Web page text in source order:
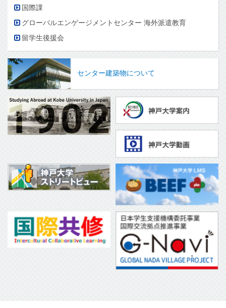
国際課
グローバルエンゲージメントセンター 海外派遣教育
留学生後援会
センター建築物について